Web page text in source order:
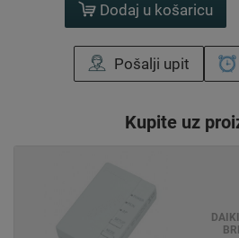
Dodaj u košaricu
Pošalji upit
Kupite uz